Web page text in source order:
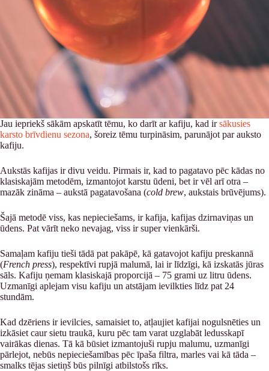
Jau iepriekš sākām apskatīt tēmu, ko darīt ar kafiju, kad irsākusies
karsto brīvdienu sezona, šoreiz tēmu turpināsim, parunājot par auksto
kafiju.
Aukstās kafijas ir divu veidu. Pirmais ir, kad to pagatavo pēc kādas no
klasiskajām metodēm, izmantojot karstu ūdeni, bet ir vēl arī otra –
mazāk zināma – aukstā pagatavošana (cold brew, aukstais brūvējums).
Šajā metodē viss, kas nepieciešams, ir kafija, kafijas dzirnaviņas un
ūdens. Pat vārīt neko nevajag, viss ir super vienkārši.
Samaļam kafiju tieši tādā pat pakāpē, kā gatavojot kafiju preskannā
(French press), respektīvi rupjā malumā, lai ir līdzīgi, kā izskatās jūras
sāls. Kafiju ņemam klasiskajā proporcijā – 75 grami uz litru ūdens.
Uzmanīgi aplejam visu kafiju un atstājam ievilkties līdz pat 24
stundām.
Kad dzēriens ir ievilcies, samaisiet to, atļaujiet kafijai nogulsnēties un
izkāsiet caur sietu traukā, kuru pēc tam varat uzglabāt ledusskapī
vairākas dienas. Tā kā būsiet izmantojuši rupju malumu, uzmanīgi
pārlejot, nebūs nepieciešamības pēc īpaša filtra, marles vai kā tāda –
smalks tējas sietiņš būs pilnīgi atbilstošs rīks.